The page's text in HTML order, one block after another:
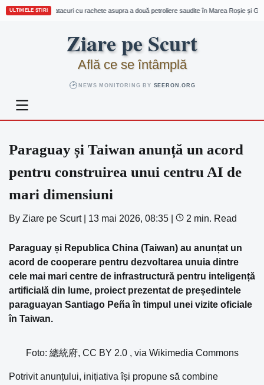
ULTIMELE ȘTIRI
Houthi revendică atacuri cu rachete asupra a două petroliere saudite în Marea Roșie și
Ziare pe Scurt
Află ce se întâmplă
NEWS MONITORING BY SEERON.ORG
Paraguay și Taiwan anunță un acord
pentru construirea unui centru AI de
mari dimensiuni
By Ziare pe Scurt 13 mai 2026, 08:35 2 min. Read
Paraguay și Republica China (Taiwan) au anunțat un
acord de cooperare pentru dezvoltarea unuia dintre
cele mai mari centre de infrastructură pentru inteligență
artificială din lume, proiect prezentat de președintele
paraguayan Santiago Peña în timpul unei vizite oficiale
în Taiwan.
Foto: 總統府, CC BY 2.0 , via Wikimedia Commons
Potrivit anunțului, inițiativa își propune să combine